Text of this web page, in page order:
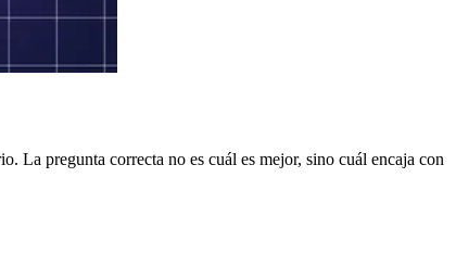
La pregunta correcta no es cuál es mejor, sino cuál encaja con